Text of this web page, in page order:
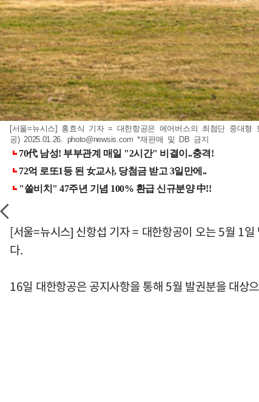
[서울=뉴시스] 홍효식 기자 = 대한항공은 에어버스의 최첨단 중대형
공) 2025.01.26. photo@newsis.com *재판매 및 DB 금지
[서울=뉴시스] 신항섭 기자 = 대한항공이 오는 5월 1
다.
16일 대한항공은 공지사항을 통해 5월 발권분을 대